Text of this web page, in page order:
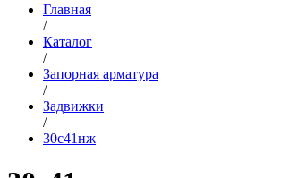
Главная
/
Каталог
/
Запорная арматура
/
Задвижки
/
30с41нж